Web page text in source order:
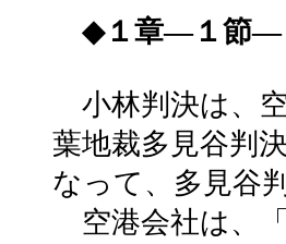
◆１章―１節―
小林判決は、
葉地裁多見谷判
なって、多見谷
空港会社は、